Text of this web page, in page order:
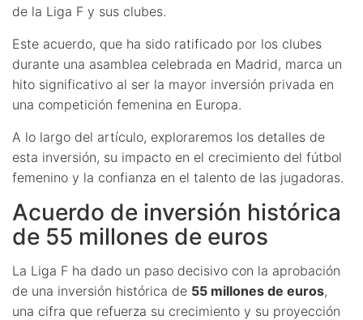
de la Liga F y sus clubes.
Este acuerdo, que ha sido ratificado por los clubes
durante una asamblea celebrada en Madrid, marca un
hito significativo al ser la mayor inversión privada en
una competición femenina en Europa.
A lo largo del artículo, exploraremos los detalles de
esta inversión, su impacto en el crecimiento del fútbol
femenino y la confianza en el talento de las jugadoras.
Acuerdo de inversión histórica
de 55 millones de euros
La Liga F ha dado un paso decisivo con la aprobación
de una inversión histórica de 55 millones de euros,
una cifra que refuerza su crecimiento y su proyección